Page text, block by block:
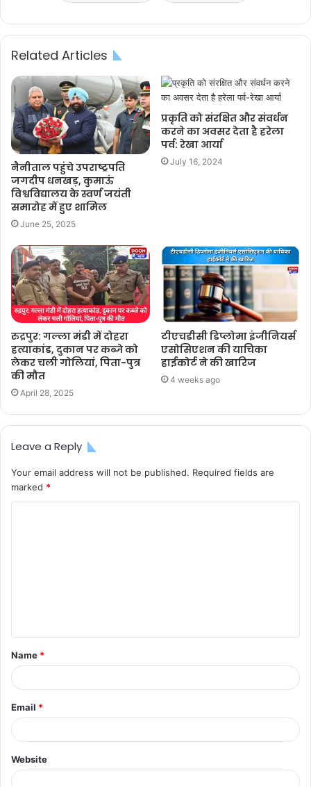
Related Articles
नैनीताल पहुंचे उपराष्ट्रपति
जगदीप धनखड़, कुमाऊं
विश्वविद्यालय के स्वर्ण जयंती
समारोह में हुए शामिल
June 25, 2025
प्रकृति को संरक्षित और संवर्धन
करने का अवसर देता है हरेला
पर्व: रेखा आर्या
July 16, 2024
रुद्रपुर: गल्ला मंडी में दोहरा
हत्याकांड, दुकान पर कब्जे को
लेकर चली गोलियां, पिता-पुत्र
की मौत
April 28, 2025
टीएचडीसी डिप्लोमा इंजीनियर्स
एसोसिएशन की याचिका
हाईकोर्ट ने की खारिज
4 weeks ago
Leave a Reply
Your email address will not be published. Required fields are
marked *
t
*
Name *
Email *
Website